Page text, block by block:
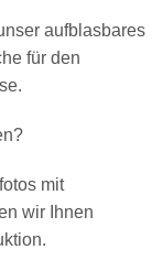
aufblasbares
für den
mit
wir Ihnen